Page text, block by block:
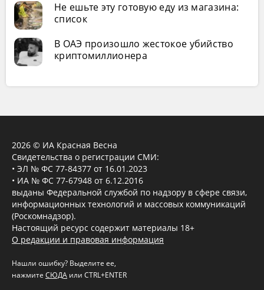
Не ешьте эту готовую еду из магазина:
список
В ОАЭ произошло жестокое убийство
криптомиллионера
2026 © ИА Красная Весна
Свидетельства о регистрации СМИ:
• ЭЛ № ФС 77-84377 от 16.01.2023
• ИА № ФС 77-67948 от 6.12.2016
выданы Федеральной службой по надзору в сфере связи,
информационных технологий и массовых коммуникаций
(Роскомнадзор).
Настоящий ресурс содержит материалы 18+
О редакции и правовая информация
Нашли ошибку? Выделите ее,
нажмите СЮДА или CTRL+ENTER